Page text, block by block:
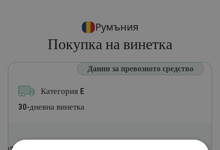
Румъния
Покупка на винетка
Данни за превозното средство
Категория E
30-дневна винетка
Код на държавата